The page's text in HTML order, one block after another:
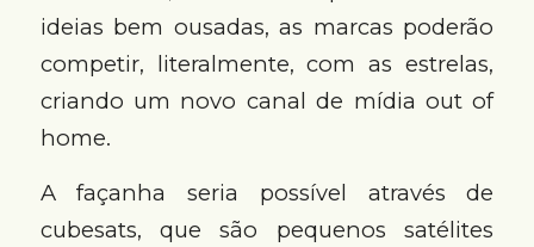
ideias bem ousadas, as marcas poderão
competir, literalmente, com as estrelas,
criando um novo canal de mídia out of
home.
A façanha seria possível através de
cubesats, que são pequenos satélites